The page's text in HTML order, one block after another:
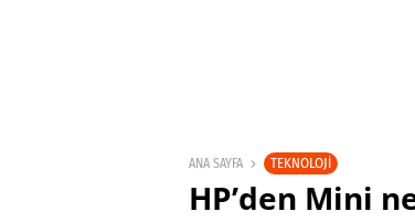
ANA SAYFA TEKNOLOJI
HP’den Mini